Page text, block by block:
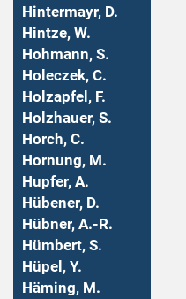
Hintermayr, D.
Hintze, W.
Hohmann, S.
Holeczek, C.
Holzapfel, F.
Holzhauer, S.
Horch, C.
Hornung, M.
Hupfer, A.
Hübener, D.
Hübner, A.-R.
Hümbert, S.
Hüpel, Y.
Häming, M.